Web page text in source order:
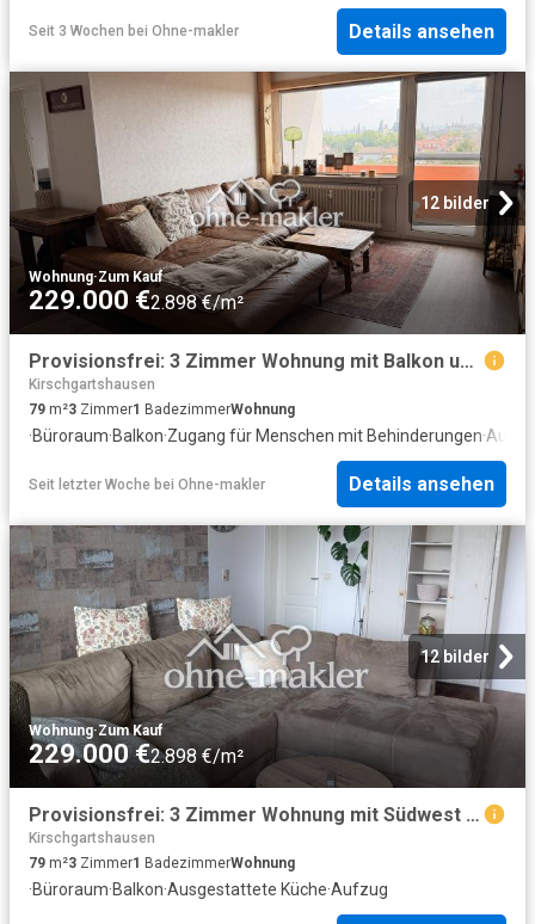
Seit 3 Wochen bei Ohne-makler Details ansehen
12 bilder
Wohnung·Zum Kauf
229.000 €2.898 €/m²
Provisionsfrei: 3 Zimmer Wohnung mit Balkon und Aufzug
Kirschgartshausen
79 m²3 Zimmer1 BadezimmerWohnung
·Büroraum·Balkon·Zugang für Menschen mit Behinderungen·
Seit letzter Woche bei Ohne-makler Details ansehen
12 bilder
Wohnung·Zum Kauf
229.000 €2.898 €/m²
Provisionsfrei: 3 Zimmer Wohnung mit Südwest Balkon, Blick zur Haardt und Aufzug
Kirschgartshausen
79 m²3 Zimmer1 BadezimmerWohnung
·Büroraum·Balkon·Ausgestattete Küche·Aufzug